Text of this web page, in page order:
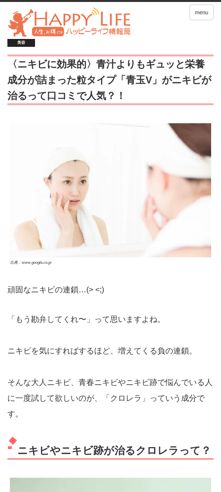
menu
美容
〈ニキビに効果的〉青汁よりもギュッと栄養
成分が詰まった粒タイプ「青玉V」がニキビが
治るって口コミで人気？！
出典：www.google.co.jp
頑固なニキビの連鎖…(> <;)
「もう勘弁してくれ〜」って思いますよね。
ニキビを気にすればするほど、増えてくる負の連鎖。
そんな大人ニキビ、青春ニキビやニキビ跡で悩んでいる人
に一度試して欲しいのが、「クロレラ」っていう成分で
す。
ニキビやニキビ跡が治るクロレラって？